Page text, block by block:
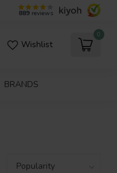
889 reviews
Wishlist
0
BRANDS